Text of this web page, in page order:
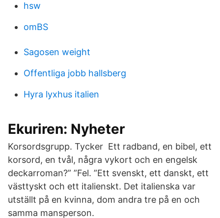
hsw
omBS
Sagosen weight
Offentliga jobb hallsberg
Hyra lyxhus italien
Ekuriren: Nyheter
Korsordsgrupp. Tycker Ett radband, en bibel, ett
korsord, en tvål, några vykort och en engelsk
deckarroman?” ”Fel. ”Ett svenskt, ett danskt, ett
västtyskt och ett italienskt. Det italienska var
utställt på en kvinna, dom andra tre på en och
samma mansperson.